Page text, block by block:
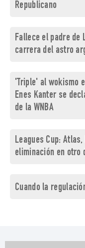
Republicano
Fallece el padre de
carrera del astro
'Triple' al wokismo
Enes Kanter se
de la WNBA
Leagues Cup:
eliminación en otro
Cuando la